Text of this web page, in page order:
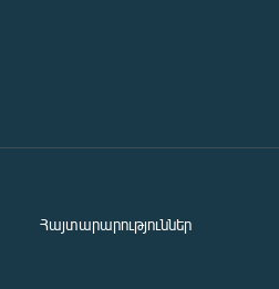
Հայտարարություններ